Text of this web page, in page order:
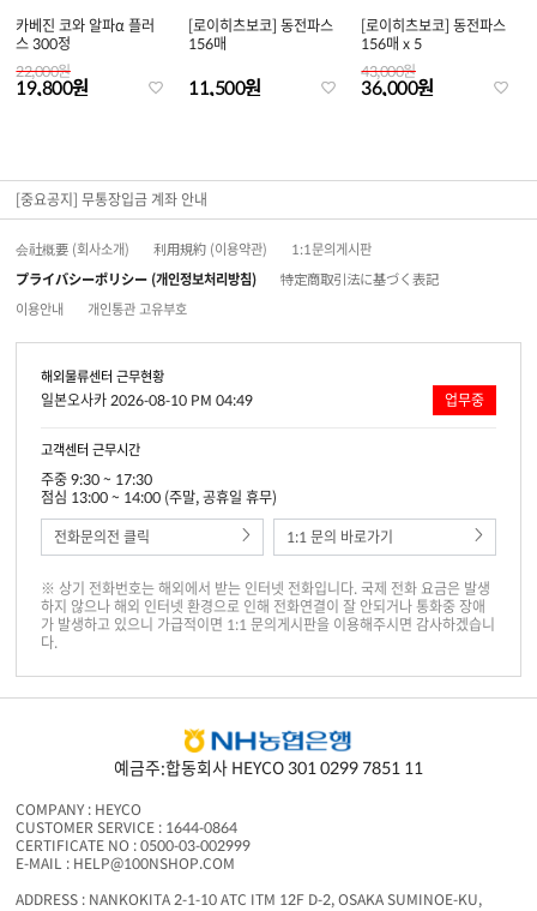
카베진 코와 알파α 플러
스 300정
22,000원
19,800원
[로이히츠보코] 동전파스
156매
11,500원
[로이히츠보코] 동전파스
156매 x 5
43,000원
36,000원
[중요공지] 무통장입금 계좌 안내
会社概要 (회사소개) 利用規約 (이용약관)
1:1문의게시판
プライバシーポリシー (개인정보처리방침)
特定商取引法に基づく表記
이용안내
개인통관 고유부호
해외물류센터 근무현황
일본오사카 2026-08-10 PM 04:49 업무중
고객센터 근무시간
주중 9:30 ~ 17:30
점심 13:00 ~ 14:00 (주말, 공휴일 휴무)
전화문의전 클릭
1:1 문의 바로가기
※ 상기 전화번호는 해외에서 받는 인터넷 전화입니다. 국제 전화 요금은 발생
하지 않으나 해외 인터넷 환경으로 인해 전화연결이 잘 안되거나 통화중 장애
가 발생하고 있으니 가급적이면 1:1 문의게시판을 이용해주시면 감사하겠습니
다.
예금주:합동회사 HEYCO 301 0299 7851 11
COMPANY : HEYCO
CUSTOMER SERVICE : 1644-0864
CERTIFICATE NO : 0500-03-002999
E-MAIL : HELP@100NSHOP.COM
ADDRESS : NANKOKITA 2-1-10 ATC ITM 12F D-2, OSAKA SUMINOE-KU,